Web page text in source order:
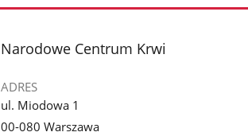
stopka
Narodowe Centrum Krwi
ADRES
ul. Miodowa 1
00-080 Warszawa